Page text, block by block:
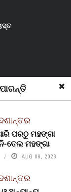
ପରଠୁ ମହଙ୍ଗା
ତେଲ ମହଙ୍ଗା
AUG 06, 2026